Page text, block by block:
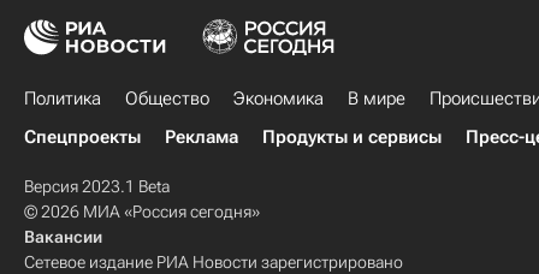
Политика Общество Экономика В мире
Спецпроекты
Реклама Продукты и сервисы Пресс-
Версия 2023.1 Beta
© 2026 МИА «Россия сегодня»
Вакансии
Сетевое издание РИА Новости зарегистрировано